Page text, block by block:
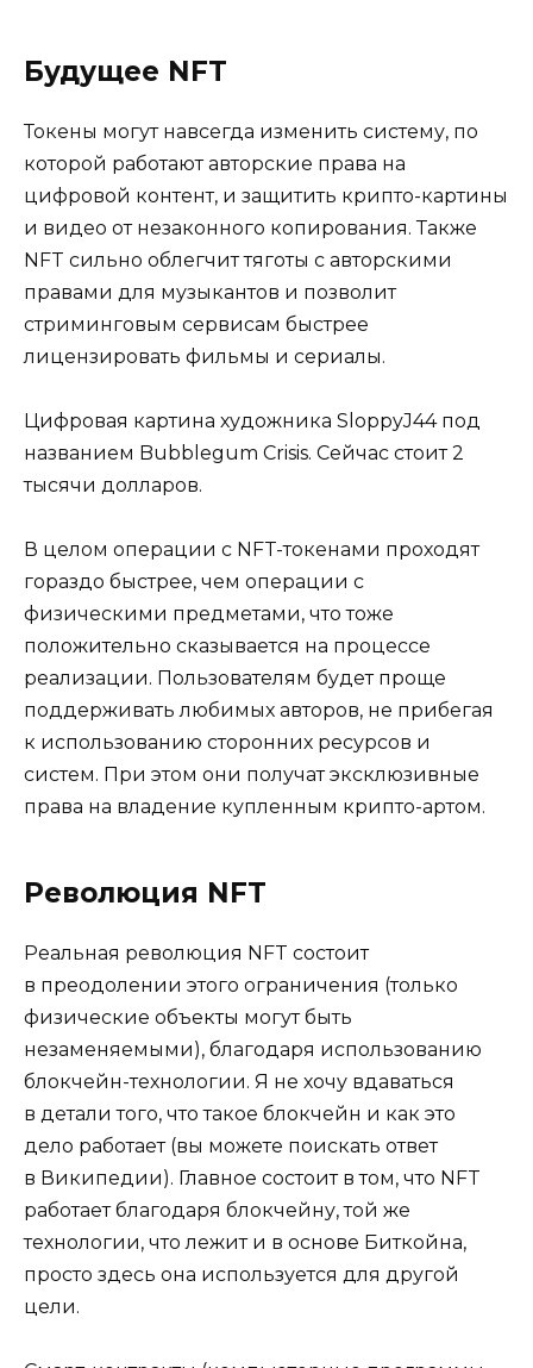
Будущее NFT
Токены могут навсегда изменить систему, по
которой работают авторские права на
цифровой контент, и защитить крипто-картины
и видео от незаконного копирования. Также
NFT сильно облегчит тяготы с авторскими
правами для музыкантов и позволит
стриминговым сервисам быстрее
лицензировать фильмы и сериалы.
Цифровая картина художника SloppyJ44 под
названием Bubblegum Crisis. Сейчас стоит 2
тысячи долларов.
В целом операции с NFT-токенами проходят
гораздо быстрее, чем операции с
физическими предметами, что тоже
положительно сказывается на процессе
реализации. Пользователям будет проще
поддерживать любимых авторов, не прибегая
к использованию сторонних ресурсов и
систем. При этом они получат эксклюзивные
права на владение купленным крипто-артом.
Революция NFT
Реальная революция NFT состоит
в преодолении этого ограничения (только
физические объекты могут быть
незаменяемыми), благодаря использованию
блокчейн-технологии. Я не хочу вдаваться
в детали того, что такое блокчейн и как это
дело работает (вы можете поискать ответ
в Википедии). Главное состоит в том, что NFT
работает благодаря блокчейну, той же
технологии, что лежит и в основе Биткойна,
просто здесь она используется для другой
цели.